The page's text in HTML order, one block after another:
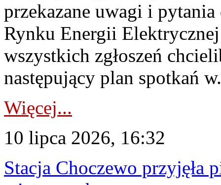
przekazane uwagi i
Rynku Energii
wszystkich zgłoszeń
następujący plan spotkań
Więcej...
10 lipca 2026, 16:32
Stacja Choczewo przyjęła